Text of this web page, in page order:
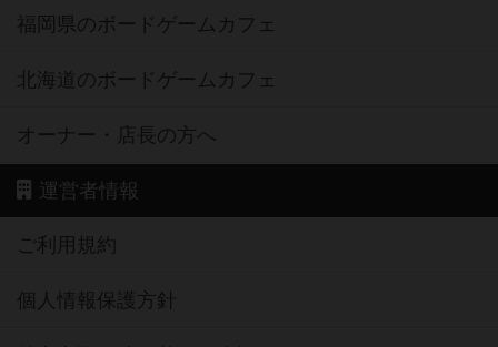
福岡県のボードゲームカフェ
北海道のボードゲームカフェ
オーナー・店長の方へ
運営者情報
ご利用規約
個人情報保護方針